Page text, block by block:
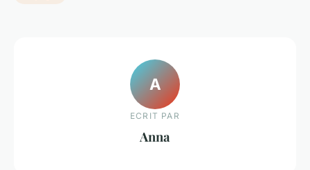
A
ECRIT PAR
Anna